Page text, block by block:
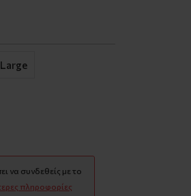
να συνδεθείς με το
πληροφορίες